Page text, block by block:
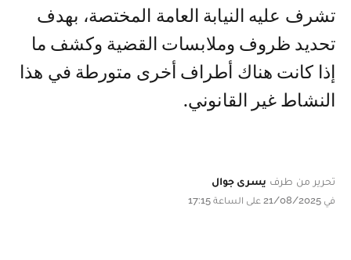
تشرف عليه النيابة العامة المختصة، بهدف
تحديد ظروف وملابسات القضية وكشف ما
إذا كانت هناك أطراف أخرى متورطة في هذا
النشاط غير القانوني.
تحرير من طرف يسرى جوال
في 21/08/2025 على الساعة 17:15